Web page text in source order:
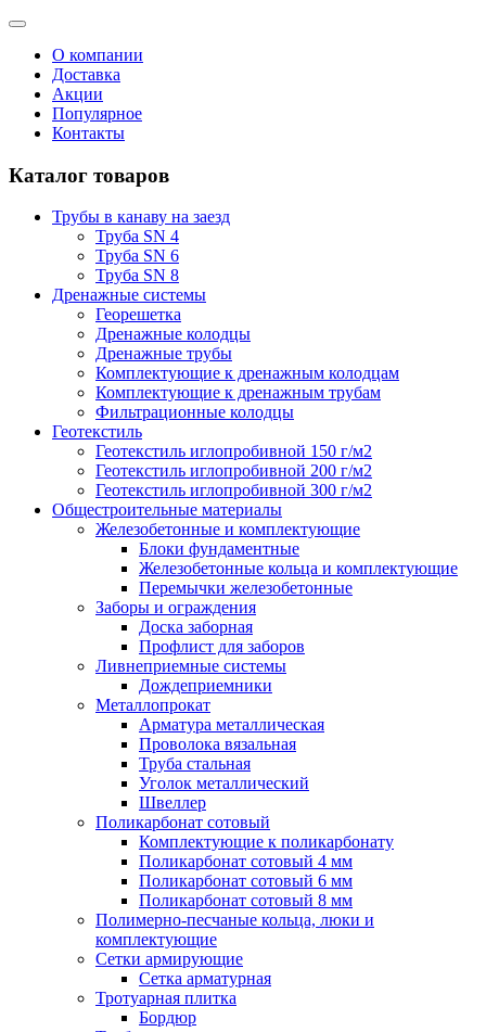
О компании
Доставка
Акции
Популярное
Контакты
Каталог товаров
Трубы в канаву на заезд
Труба SN 4
Труба SN 6
Труба SN 8
Дренажные системы
Георешетка
Дренажные колодцы
Дренажные трубы
Комплектующие к дренажным колодцам
Комплектующие к дренажным трубам
Фильтрационные колодцы
Геотекстиль
Геотекстиль иглопробивной 150 г/м2
Геотекстиль иглопробивной 200 г/м2
Геотекстиль иглопробивной 300 г/м2
Общестроительные материалы
Железобетонные и комплектующие
Блоки фундаментные
Железобетонные кольца и комплектующие
Перемычки железобетонные
Заборы и ограждения
Доска заборная
Профлист для заборов
Ливнеприемные системы
Дождеприемники
Металлопрокат
Арматура металлическая
Проволока вязальная
Труба стальная
Уголок металлический
Швеллер
Поликарбонат сотовый
Комплектующие к поликарбонату
Поликарбонат сотовый 4 мм
Поликарбонат сотовый 6 мм
Поликарбонат сотовый 8 мм
Полимерно-песчаные кольца, люки и
комплектующие
Сетки армирующие
Сетка арматурная
Тротуарная плитка
Бордюр